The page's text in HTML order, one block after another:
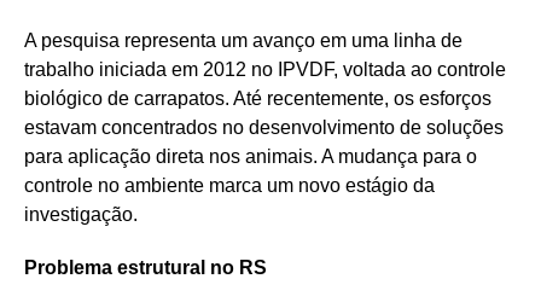
A pesquisa representa um avanço em uma linha de
trabalho iniciada em 2012 no IPVDF, voltada ao controle
biológico de carrapatos. Até recentemente, os esforços
estavam concentrados no desenvolvimento de soluções
para aplicação direta nos animais. A mudança para o
controle no ambiente marca um novo estágio da
investigação.
Problema estrutural no RS